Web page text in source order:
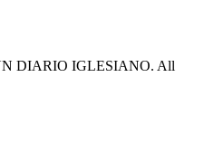
DIARIO IGLESIANO. All